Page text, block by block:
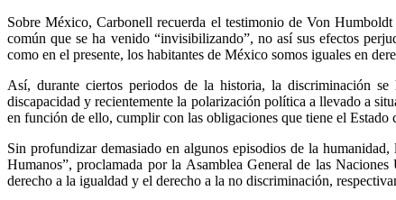
Sobre México, Carbonell recuerda el testimonio de Von
común que se ha venido “invisibilizando”, no así sus efectos
como en el presente, los habitantes de México somos iguales en
Así, durante ciertos periodos de la historia, la discriminación se
discapacidad y recientemente la polarización política a llevado a
en función de ello, cumplir con las obligaciones que tiene el Estado
Sin profundizar demasiado en algunos episodios de la
Humanos”, proclamada por la Asamblea General de las
derecho a la igualdad y el derecho a la no discriminación,